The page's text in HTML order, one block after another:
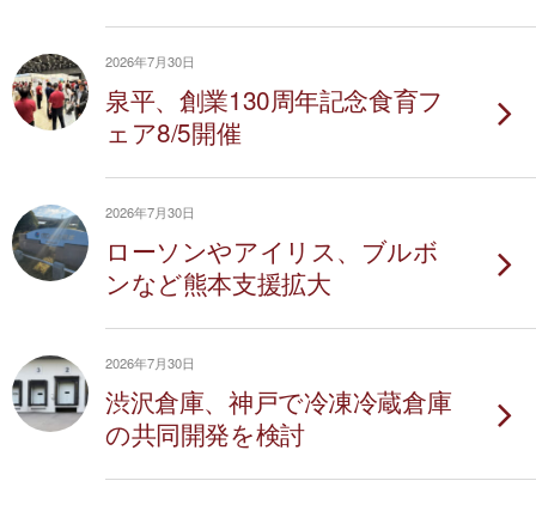
2026年7月30日
泉平、創業130周年記念食育フ
ェア8/5開催
2026年7月30日
ローソンやアイリス、ブルボ
ンなど熊本支援拡大
2026年7月30日
渋沢倉庫、神戸で冷凍冷蔵倉庫
の共同開発を検討